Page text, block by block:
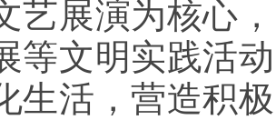
艺展演为核心
等文明实践活
生活，营造积